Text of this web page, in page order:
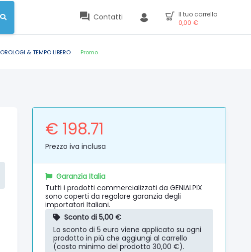
Contatti
Il tuo carrello
0,00 €
OROLOGI & TEMPO LIBERO Promo
€ 198.71
Prezzo iva inclusa
Garanzia Italia
Tutti i prodotti commercializzati da GENIALPIX
sono coperti da regolare garanzia degli
importatori Italiani.
Sconto di 5,00 €
Lo sconto di 5 euro viene applicato su ogni
prodotto in più che aggiungi al carrello
(costo minimo del prodotto 30,00 €).